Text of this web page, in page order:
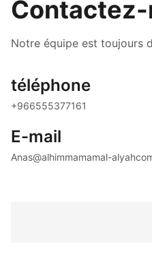
Notre équipe est toujours
téléphone
+966555377161
E-mail
Anas@alhimmamamal-